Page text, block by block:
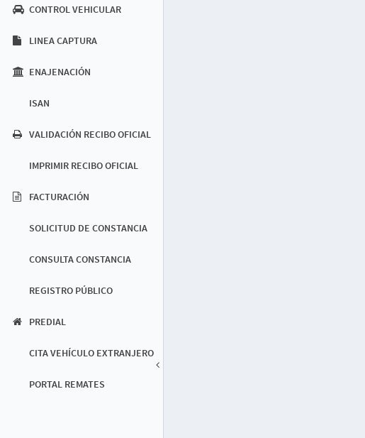
CONTROL VEHICULAR
LINEA CAPTURA
ENAJENACIÓN
ISAN
VALIDACIÓN RECIBO OFICIAL
IMPRIMIR RECIBO OFICIAL
FACTURACIÓN
SOLICITUD DE CONSTANCIA
CONSULTA CONSTANCIA
REGISTRO PÚBLICO
PREDIAL
CITA VEHÍCULO EXTRANJERO
PORTAL REMATES